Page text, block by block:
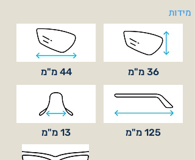
מידות
44 מ"מ 36 מ"מ
13 מ"מ 125 מ"מ